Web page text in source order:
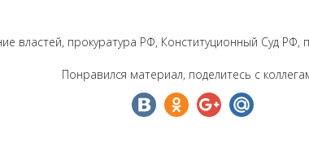
властей, прокуратура РФ, Конституционный Суд РФ,
Понравился материал, поделитесь с